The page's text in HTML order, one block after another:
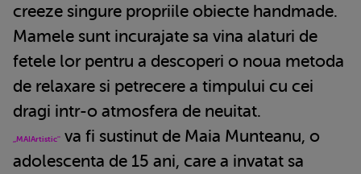
creeze singure propriile obiecte handmade.
Mamele sunt incurajate sa vina alaturi de
fetele lor pentru a descoperi o noua metoda
de relaxare si petrecere a timpului cu cei
dragi intr-o atmosfera de neuitat.
,,MAIArtistic'' va fi sustinut de Maia Munteanu, o
adolescenta de 15 ani, care a invatat sa